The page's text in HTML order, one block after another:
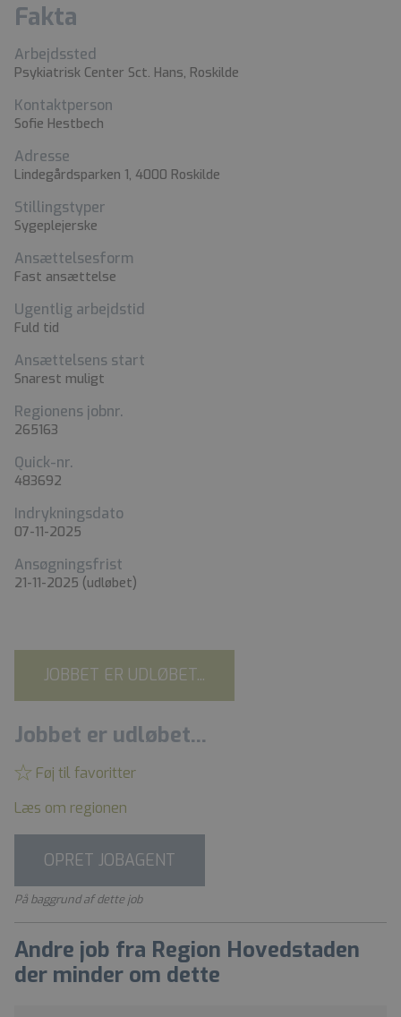
Fakta
Arbejdssted
Psykiatrisk Center Sct. Hans, Roskilde
Kontaktperson
Sofie Hestbech
Adresse
Lindegårdsparken 1, 4000 Roskilde
Stillingstyper
Sygeplejerske
Ansættelsesform
Fast ansættelse
Ugentlig arbejdstid
Fuld tid
Ansættelsens start
Snarest muligt
Regionens jobnr.
265163
Quick-nr.
483692
Indrykningsdato
07-11-2025
Ansøgningsfrist
21-11-2025 (udløbet)
JOBBET ER UDLØBET...
Jobbet er udløbet...
Føj til favoritter
Læs om regionen
OPRET JOBAGENT
På baggrund af dette job
Andre job fra Region Hovedstaden
der minder om dette